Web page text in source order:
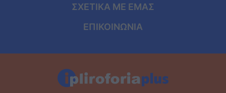
ΣΧΕΤΙΚΑ ΜΕ ΕΜΑΣ
ΕΠΙΚΟΙΝΩΝΙΑ